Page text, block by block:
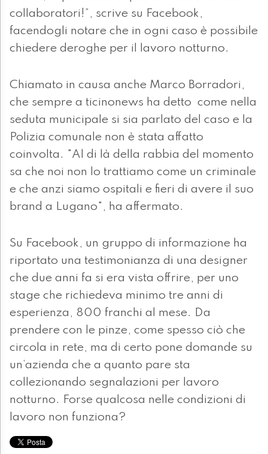
collaboratori!”, scrive su Facebook,
facendogli notare che in ogni caso è possibile
chiedere deroghe per il lavoro notturno.
Chiamato in causa anche Marco Borradori,
che sempre a ticinonews ha detto come nella
seduta municipale si sia parlato del caso e la
Polizia comunale non è stata affatto
coinvolta. "Al di là della rabbia del momento
sa che noi non lo trattiamo come un criminale
e che anzi siamo ospitali e fieri di avere il suo
brand a Lugano", ha affermato.
Su Facebook, un gruppo di informazione ha
riportato una testimonianza di una designer
che due anni fa si era vista offrire, per uno
stage che richiedeva minimo tre anni di
esperienza, 800 franchi al mese. Da
prendere con le pinze, come spesso ciò che
circola in rete, ma di certo pone domande su
un’azienda che a quanto pare sta
collezionando segnalazioni per lavoro
notturno. Forse qualcosa nelle condizioni di
lavoro non funziona?